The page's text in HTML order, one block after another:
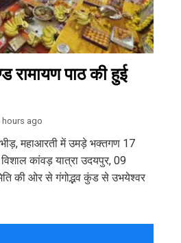
रामायण पाठ की हुई
hours ago
भीड़, महाआरती में उमड़े भक्तगण 17
कांवड़ यात्रा उदयपुर, 09
की ओर से गंगोद्भव कुंड से उभयेश्वर